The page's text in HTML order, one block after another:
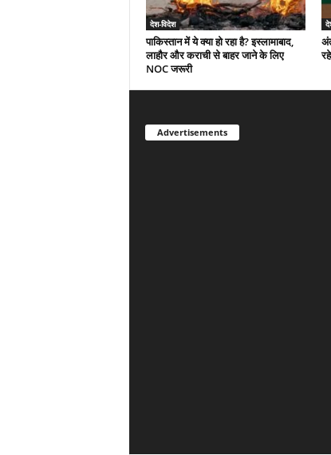
देश-विदेश
पाकिस्तान में ये क्या हो रहा है? इस्लामाबाद,
लाहौर और कराची से बाहर जाने के लिए
NOC जरूरी
Advertisements